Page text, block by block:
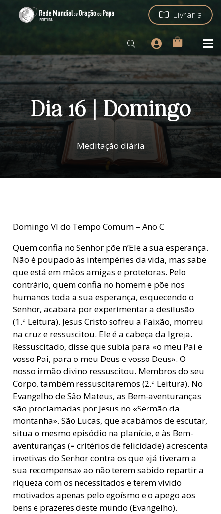
Livraria
Dia 16 | Domingo
Meditação diária
Domingo VI do Tempo Comum – Ano C
Quem confia no Senhor põe n’Ele a sua esperança.
Não é poupado às intempéries da vida, mas sabe
que está em mãos amigas e protetoras. Pelo
contrário, quem confia no homem e põe nos
humanos toda a sua esperança, esquecendo o
Senhor, acabará por experimentar a desilusão
(1.ª Leitura). Jesus Cristo sofreu a Paixão, morreu
na cruz e ressuscitou. Ele é a cabeça da Igreja.
Ressuscitado, disse que subia para «o meu Pai e
vosso Pai, para o meu Deus e vosso Deus». O
nosso irmão divino ressuscitou. Membros do seu
Corpo, também ressuscitaremos (2.ª Leitura). No
Evangelho de São Mateus, as Bem-aventuranças
são proclamadas por Jesus no «Sermão da
montanha». São Lucas, que acabámos de escutar,
situa o mesmo episódio na planície, e às Bem-
aventuranças (= critérios de felicidade) acrescenta
invetivas do Senhor contra os que «já tiveram a
sua recompensa» ao não terem sabido repartir a
riqueza com os necessitados e terem vivido
motivados apenas pelo egoísmo e o apego aos
bens e prazeres deste mundo (Evangelho).